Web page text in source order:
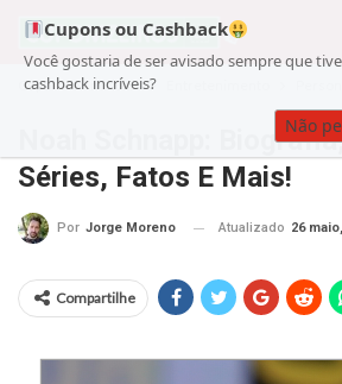
Cupons ou Cashback
Você gostaria de ser avisado sempre que
cashback incríveis?
Não
Cupom noticias
Noah Schnapp:
Séries, Fatos E Mais!
Por Jorge Moreno Atualizado 26
Compartilhe